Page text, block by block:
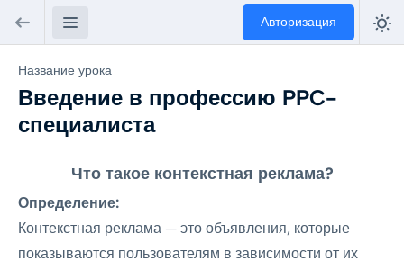
Авторизация
Название урока
Введение в профессию PPC-
специалиста
Что такое контекстная реклама?
Определение:
Контекстная реклама — это объявления, которые
показываются пользователям в зависимости от их